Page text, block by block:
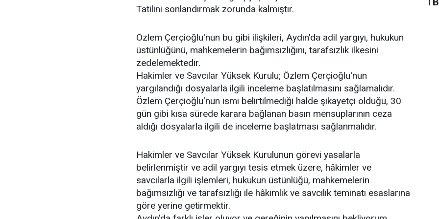
Tatilini sonlandırmak zorunda kalmıştır.
Özlem Çerçioğlu'nun bu gibi ilişkileri, Aydın'da adil yargıyı, hukukun
üstünlüğünü, mahkemelerin bağımsızlığını, tarafsızlık ilkesini
zedelemektedir.
Hakimler ve Savcılar Yüksek Kurulu; Özlem Çerçioğlu'nun
yargılandığı dosyalarla ilgili inceleme başlatılmasını sağlamalıdır.
Özlem Çerçioğlu'nun ismi belirtilmediği halde şikayetçi olduğu, 30
gün gibi kısa sürede karara bağlanan basın mensuplarının ceza
aldığı dosyalarla ilgili de inceleme başlatması sağlanmalıdır.
Hakimler ve Savcılar Yüksek Kurulunun görevi yasalarla
belirlenmiştir ve adil yargıyı tesis etmek üzere, hâkimler ve
savcılarla ilgili işlemleri, hukukun üstünlüğü, mahkemelerin
bağımsızlığı ve tarafsızlığı ile hâkimlik ve savcılık teminatı esaslarına
göre yerine getirmektir.